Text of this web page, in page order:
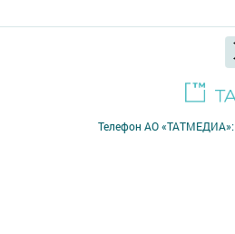
Телефон АО «ТАТМЕДИА»: